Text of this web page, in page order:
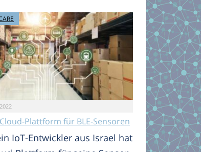
Plattform für BLE-Sensoren
IoT-Entwickler aus Israel hat